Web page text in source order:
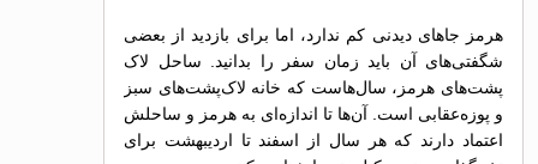
هرمز جاهای دیدنی کم ندارد، اما برای بازدید از بعضی
شگفتی‌های آن باید زمان سفر را بدانید. ساحل لاک
پشت‌های هرمز، سال‌هاست که خانه لاک‌‌پشت‌های سبز
و پوزه‌عقابی‌ است. آن‌ها تا اندازه‌ای به هرمز و ساحلش
اعتماد دارند که هر سال از اسفند تا اردیبهشت برای